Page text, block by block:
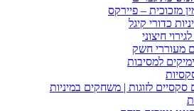
מזכוכית – פיירקס
כדורי קיגל
חיצוני
מעוררי חשק
למסיבות
לזוגות | משחקים במיניות